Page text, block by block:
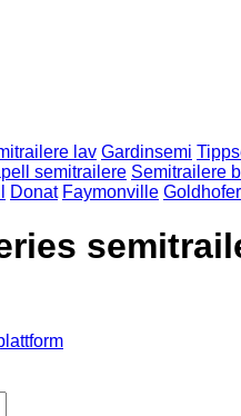
lav Gardinsemi
semitrailere Semitrailere
Donat Faymonville Goldhofer